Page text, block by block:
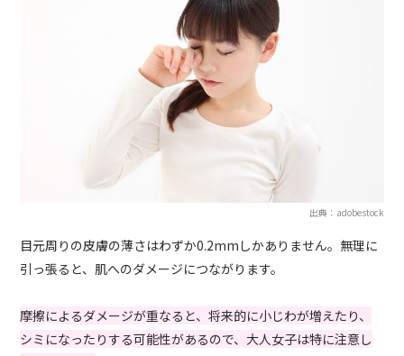
出典：adobestock
目元周りの皮膚の薄さはわずか0.2mmしかありません。無理に
引っ張ると、肌へのダメージにつながります。
摩擦によるダメージが重なると、将来的に小じわが増えたり、
シミになったりする可能性があるので、大人女子は特に注意し